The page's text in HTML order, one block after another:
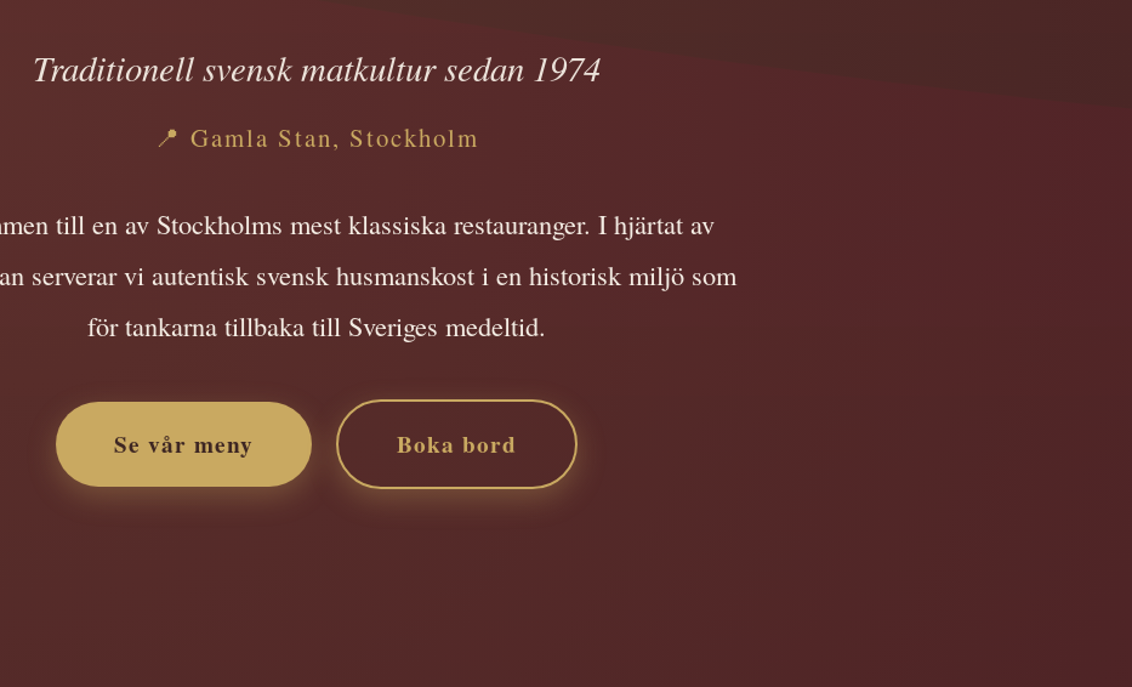
Traditionell svensk matkultur sedan 1974
📍 Gamla Stan, Stockholm
till en av Stockholms mest klassiska restauranger. I hjärtat av
serverar vi autentisk svensk husmanskost i en historisk miljö som
för tankarna tillbaka till Sveriges medeltid.
Se vår meny Boka bord